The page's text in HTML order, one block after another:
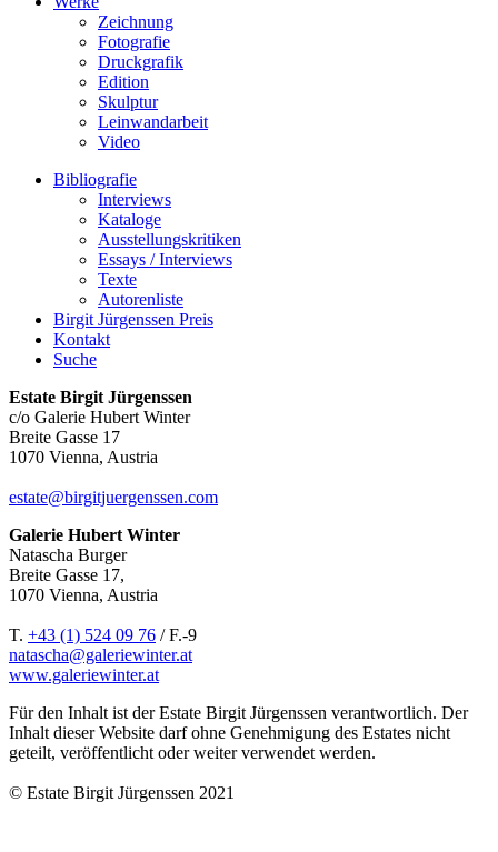
Zeichnung
Fotografie
Druckgrafik
Edition
Skulptur
Leinwandarbeit
Video
Bibliografie
Interviews
Kataloge
Ausstellungskritiken
Essays / Interviews
Texte
Autorenliste
Birgit Jürgenssen Preis
Kontakt
Suche
Estate Birgit Jürgenssen
c/o Galerie Hubert Winter
Breite Gasse 17
1070 Vienna, Austria
estate@birgitjuergenssen.com
Galerie Hubert Winter
Natascha Burger
Breite Gasse 17,
1070 Vienna, Austria
T. +43 (1) 524 09 76 / F.-9
natascha@galeriewinter.at
www.galeriewinter.at
Für den Inhalt ist der Estate Birgit Jürgenssen verantwortlich. Der
Inhalt dieser Website darf ohne Genehmigung des Estates nicht
geteilt, veröffentlicht oder weiter verwendet werden.
© Estate Birgit Jürgenssen 2021